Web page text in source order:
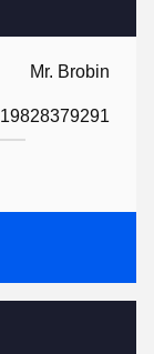
Mr. Brobin
19828379291